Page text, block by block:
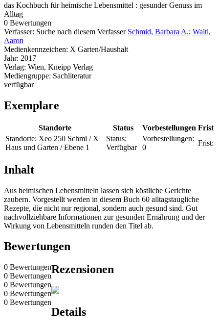
das Kochbuch für heimische Lebensmittel : gesunder Genuss im
Alltag
0 Bewertungen
Verfasser: Suche nach diesem Verfasser Schmid, Barbara A.; Waltl,
Aaron
Medienkennzeichen: X Garten/Haushalt
Jahr: 2017
Verlag: Wien, Kneipp Verlag
Mediengruppe: Sachliteratur
verfügbar
Exemplare
Standorte Status Vorbestellungen Frist
Standorte: Xeo 250 Schmi / X
Haus und Garten / Ebene 1
Status:
Verfügbar
Vorbestellungen:
0
Frist:
Inhalt
Aus heimischen Lebensmitteln lassen sich köstliche Gerichte
zaubern. Vorgestellt werden in diesem Buch 60 alltagstaugliche
Rezepte, die nicht nur regional, sondern auch gesund sind. Gut
nachvollziehbare Informationen zur gesunden Ernährung und der
Wirkung von Lebensmitteln runden den Titel ab.
Bewertungen
0 Bewertungen
0 Bewertungen
0 Bewertungen
0 Bewertungen
0 Bewertungen
Rezensionen
Details